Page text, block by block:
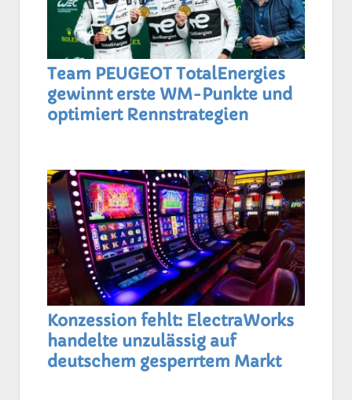
Team PEUGEOT TotalEnergies
gewinnt erste WM-Punkte und
optimiert Rennstrategien
Konzession fehlt: ElectraWorks
handelte unzulässig auf
deutschem gesperrtem Markt